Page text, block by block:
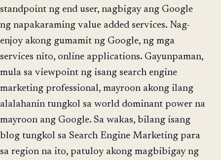
standpoint ng end user, nagbigay ang Google
ng napakaraming value added services. Nag-
enjoy akong gumamit ng Google, ng mga
services nito, online applications. Gayunpaman,
mula sa viewpoint ng isang search engine
marketing professional, mayroon akong ilang
alalahanin tungkol sa world dominant power na
mayroon ang Google. Sa wakas, bilang isang
blog tungkol sa Search Engine Marketing para
sa region na ito, patuloy akong magbibigay ng